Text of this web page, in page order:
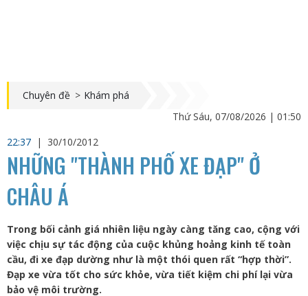
Chuyên đề > Khám phá
Thứ Sáu, 07/08/2026 | 01:50
22:37 | 30/10/2012
NHỮNG "THÀNH PHỐ XE ĐẠP" Ở
CHÂU Á
Trong bối cảnh giá nhiên liệu ngày càng tăng cao, cộng với
việc chịu sự tác động của cuộc khủng hoảng kinh tế toàn
cầu, đi xe đạp dường như là một thói quen rất “hợp thời”.
Đạp xe vừa tốt cho sức khỏe, vừa tiết kiệm chi phí lại vừa
bảo vệ môi trường.